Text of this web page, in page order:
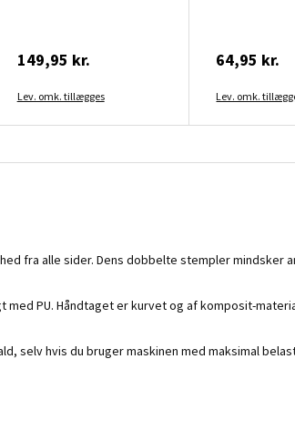
149,95 kr.
Lev. omk. tillægges
64,95 kr.
Lev. omk.
fra alle sider. Dens dobbelte stempler
PU. Håndtaget er kurvet og af komposit-
selv hvis du bruger maskinen med maksimal